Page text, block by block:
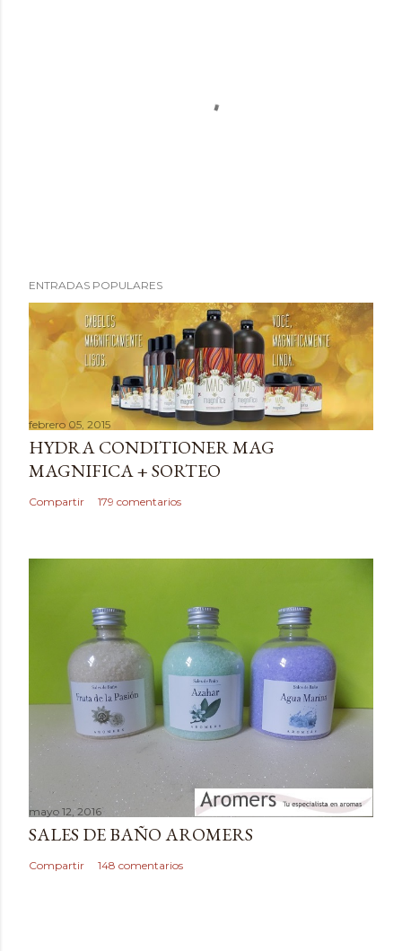
u
b
a
r
u
n
c
o
ENTRADAS POPULARES
febrero 05, 2015
HYDRA CONDITIONER MAG
MAGNIFICA + SORTEO
Compartir 179 comentarios
mayo 12, 2016
SALES DE BAÑO AROMERS
Compartir 148 comentarios